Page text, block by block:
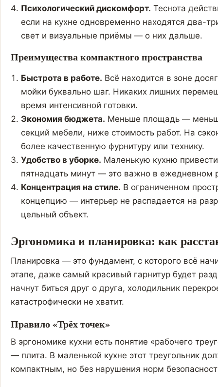
Психологический дискомфорт. Теснота
если на кухне одновременно находятся два-
свет и визуальные приёмы — о них дальше.
Преимущества компактного пространства
Быстрота в работе. Всё находится в зоне
мойки буквально шаг. Никаких лишних
время интенсивной готовки.
Экономия бюджета. Меньше площадь —
секций мебели, ниже стоимость работ. На
более качественную фурнитуру или технику.
Удобство в уборке. Маленькую кухню
пятнадцать минут — это важно в ежедневном
Концентрация на стиле. В ограниченном
концепцию — интерьер не распадается на
цельный объект.
Эргономика и планировка: как
Планировка — это фундамент, с которого всё
этапе, даже самый красивый гарнитур будет
начнут биться друг о друга, холодильник
катастрофически не хватит.
Правило «Трёх точек»
В эргономике кухни есть понятие «рабочего
— плита. В маленькой кухне этот треугольник
компактным, но без нарушения норм